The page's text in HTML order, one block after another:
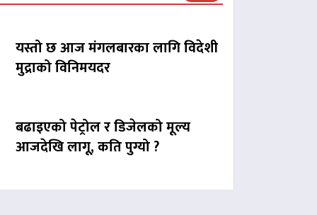
यस्तो छ आज मंगलबारका लागि विदेशी
मुद्राको विनिमयदर
बढाइएको पेट्रोल र डिजेलको मूल्य
आजदेखि लागू, कति पुग्यो ?